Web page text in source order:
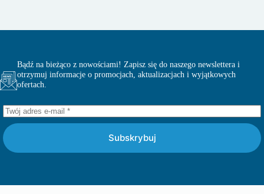
Bądź na bieżąco z nowościami! Zapisz się do naszego newslettera i
otrzymuj informacje o promocjach, aktualizacjach i wyjątkowych
ofertach.
Subskrybuj